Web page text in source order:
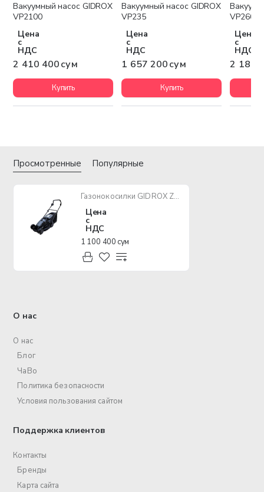
Бесплатная доставка
Вакуумный насос GIDROX
VP2100
Цена
с
НДС
2 410 400 сум
Купить
Бесплатная доставка
Вакуумный насос GIDROX
VP235
Цена
с
НДС
1 657 200 сум
Купить
VP260
Цена
с
НДС
2 184
Просмотренные Популярные
Газонокосилки GIDROX ZB-LM32E 1200W
Цена
с
НДС
1 100 400 сум
О нас
О нас
Блог
ЧаВо
Политика безопасности
Условия пользования сайтом
Поддержка клиентов
Контакты
Бренды
Карта сайта